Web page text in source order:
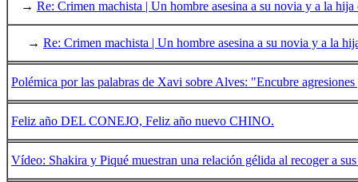
→ Re: Crimen machista | Un hombre asesina a su novia y a la
→ Re: Crimen machista | Un hombre asesina a su novia y a la
Polémica por las palabras de Xavi sobre Alves: "Encubre
Feliz año DEL CONEJO, Feliz año nuevo CHINO.
Vídeo: Shakira y Piqué muestran una relación gélida al recoger a